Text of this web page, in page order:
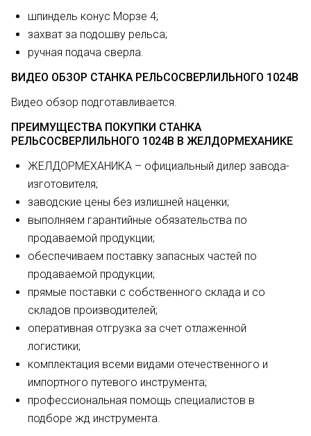
шпиндель конус Морзе 4;
захват за подошву рельса;
ручная подача сверла.
ВИДЕО ОБЗОР СТАНКА РЕЛЬСОСВЕРЛИЛЬНОГО 1024В
Видео обзор подготавливается.
ПРЕИМУЩЕСТВА ПОКУПКИ СТАНКА
РЕЛЬСОСВЕРЛИЛЬНОГО 1024В В ЖЕЛДОРМЕХАНИКЕ
ЖЕЛДОРМЕХАНИКА – официальный дилер завода-
изготовителя;
заводские цены без излишней наценки;
выполняем гарантийные обязательства по
продаваемой продукции;
обеспечиваем поставку запасных частей по
продаваемой продукции;
прямые поставки с собственного склада и со
складов производителей;
оперативная отгрузка за счет отлаженной
логистики;
комплектация всеми видами отечественного и
импортного путевого инструмента;
профессиональная помощь специалистов в
подборе жд инструмента.